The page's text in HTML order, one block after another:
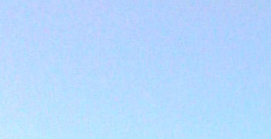
11445 - Г. КРАСНОДАР,
ТУРГЕНЕВСКОЕ ШОССЕ, 8
Краснодарский край
Получить контакты
Представляем Вашему вниманию «Мебельный центр
шоссе 8, формата стрит-ритейл (торговая улица) на которой
представлены такие магазины, как: «Мега Адыгея-Кубань»,